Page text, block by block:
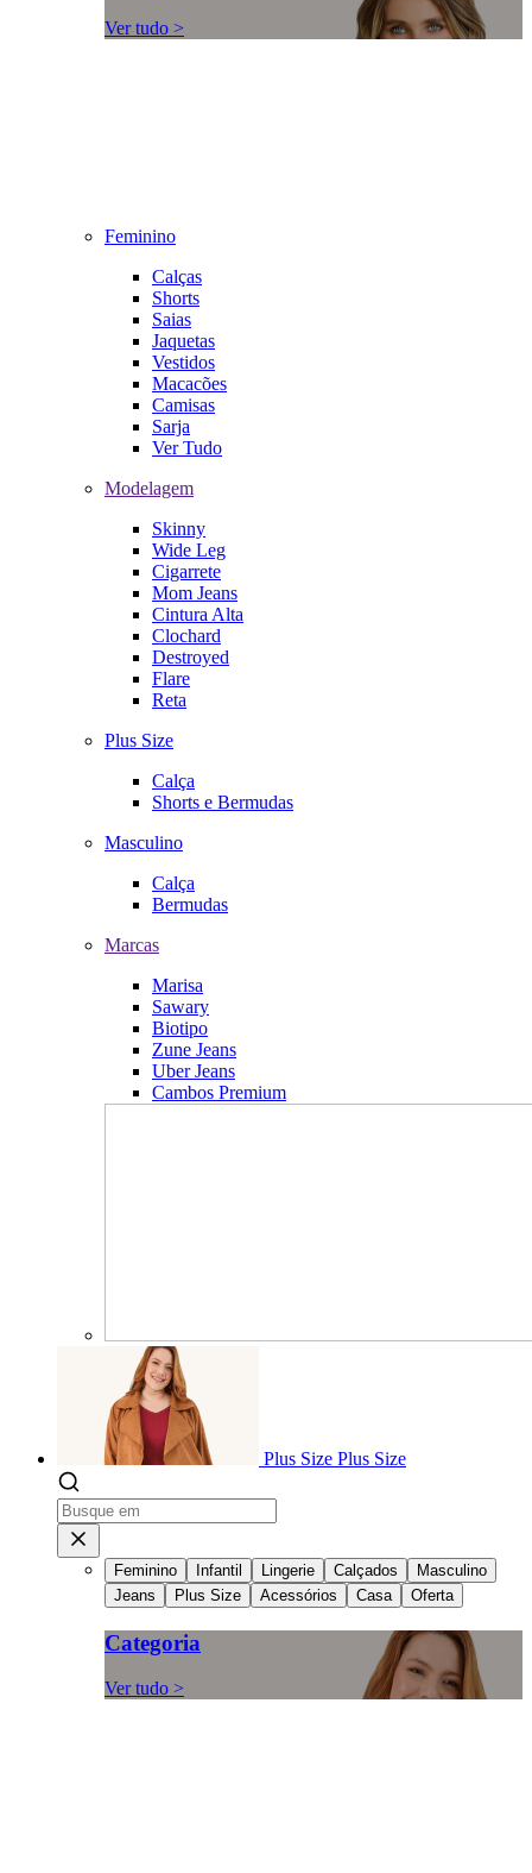
Ver tudo >
Feminino
Calças
Shorts
Saias
Jaquetas
Vestidos
Macacões
Camisas
Sarja
Ver Tudo
Modelagem
Skinny
Wide Leg
Cigarrete
Mom Jeans
Cintura Alta
Clochard
Destroyed
Flare
Reta
Plus Size
Calça
Shorts e Bermudas
Masculino
Calça
Bermudas
Marcas
Marisa
Sawary
Biotipo
Zune Jeans
Uber Jeans
Cambos Premium
Plus Size Plus Size
Feminino Infantil Lingerie Calçados
Masculino
Jeans
Plus Size Acessórios Casa Oferta
Categoria
Ver tudo >